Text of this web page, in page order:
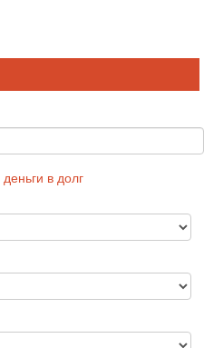
деньги в долг